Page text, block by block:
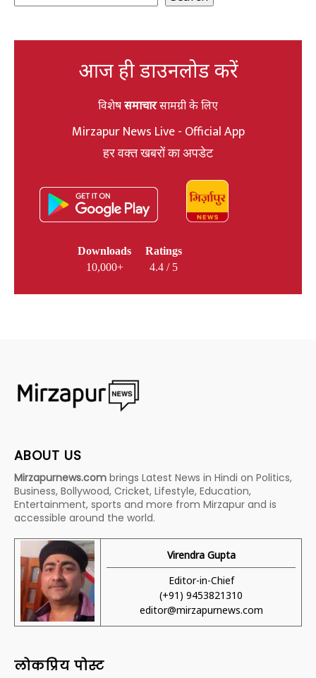
आज ही डाउनलोड करें
विशेषसमाचारसामग्री के लिए
Mirzapur News Live - Official App
हर वक्त खबरों का अपडेट
Downloads
10,000+
Ratings
4.4 / 5
ABOUT US
Mirzapurnews.com brings Latest News in Hindi on Politics,
Business, Bollywood, Cricket, Lifestyle, Education,
Entertainment, sports and more from Mirzapur and is
accessible around the world.
Virendra Gupta
Editor-in-Chief
(+91) 9453821310
editor@mirzapurnews.com
लोकप्रिय पोस्ट